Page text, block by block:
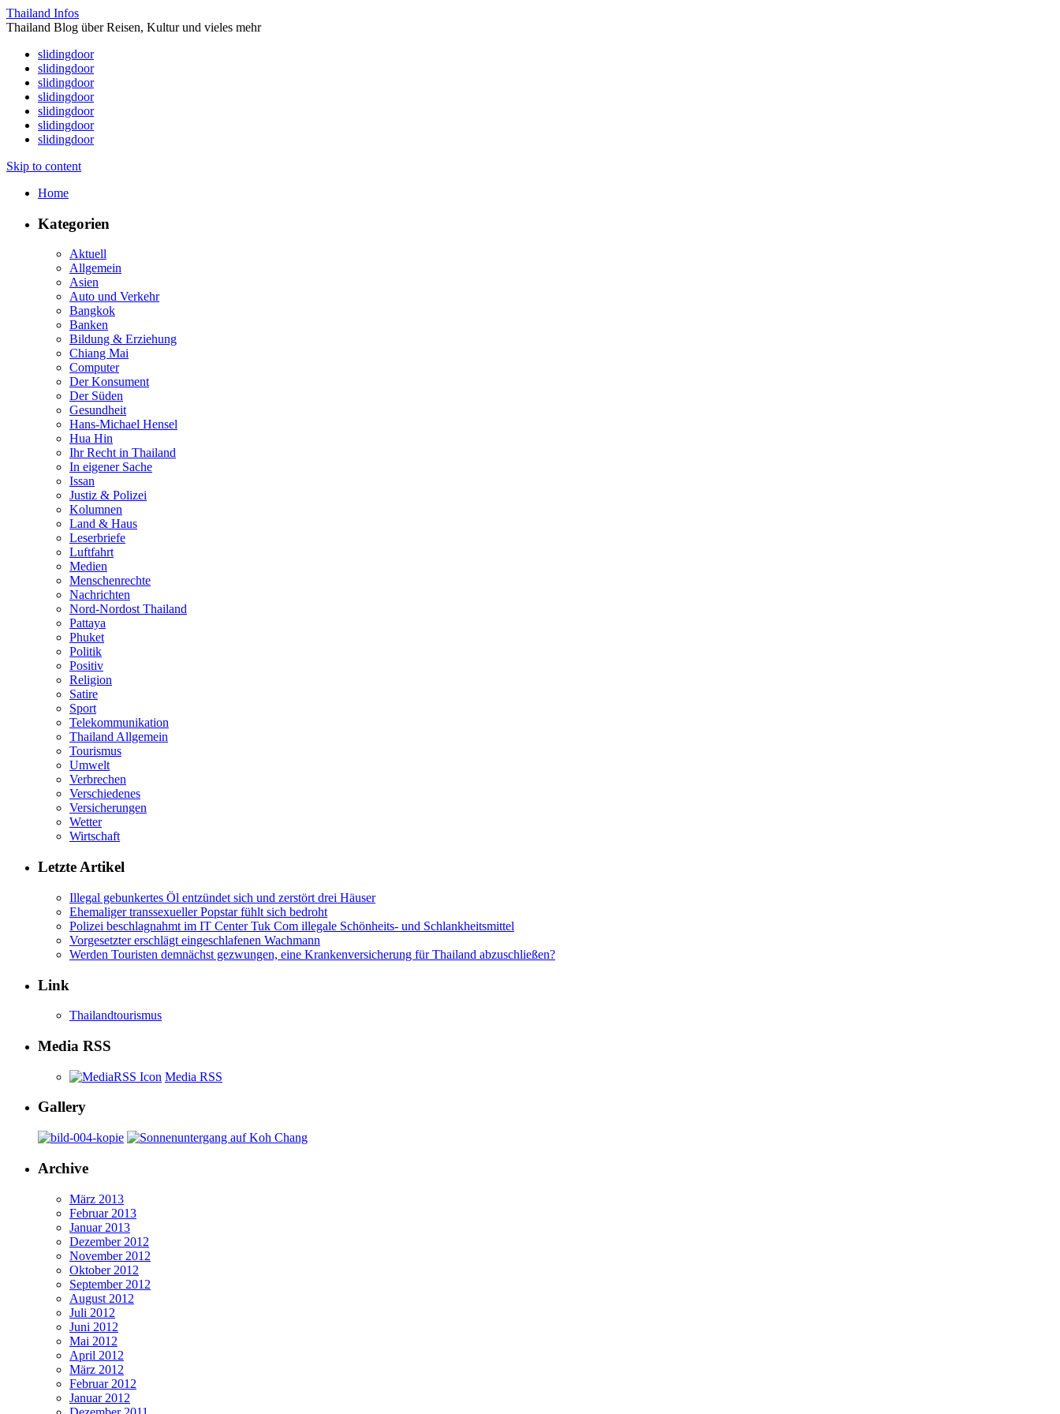
Thailand Infos
Thailand Blog über Reisen, Kultur und vieles mehr
slidingdoor
slidingdoor
slidingdoor
slidingdoor
slidingdoor
slidingdoor
slidingdoor
Skip to content
Home
Kategorien
Aktuell
Allgemein
Asien
Auto und Verkehr
Bangkok
Banken
Bildung & Erziehung
Chiang Mai
Computer
Der Konsument
Der Süden
Gesundheit
Hans-Michael Hensel
Hua Hin
Ihr Recht in Thailand
In eigener Sache
Issan
Justiz & Polizei
Kolumnen
Land & Haus
Leserbriefe
Luftfahrt
Medien
Menschenrechte
Nachrichten
Nord-Nordost Thailand
Pattaya
Phuket
Politik
Positiv
Religion
Satire
Sport
Telekommunikation
Thailand Allgemein
Tourismus
Umwelt
Verbrechen
Verschiedenes
Versicherungen
Wetter
Wirtschaft
Letzte Artikel
Illegal gebunkertes Öl entzündet sich und zerstört drei Häuser
Ehemaliger transsexueller Popstar fühlt sich bedroht
Polizei beschlagnahmt im IT Center Tuk Com illegale Schönheits- und Schlankheitsmittel
Vorgesetzter erschlägt eingeschlafenen Wachmann
Werden Touristen demnächst gezwungen, eine Krankenversicherung für Thailand abzuschließen?
Link
Thailandtourismus
Media RSS
Media RSS
Gallery
Archive
März 2013
Februar 2013
Januar 2013
Dezember 2012
November 2012
Oktober 2012
September 2012
August 2012
Juli 2012
Juni 2012
Mai 2012
April 2012
März 2012
Februar 2012
Januar 2012